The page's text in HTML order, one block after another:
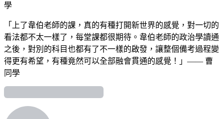
學
「上了韋伯老師的課，真的有種打開新世界的感覺，對一切的
看法都不太一樣了，每堂課都很期待。韋伯老師的政治學讀通
之後，對別的科目也都有了不一樣的啟發，讓整個備考過程變
得更有希望，有種竟然可以全部融會貫通的感覺！」—— 曹
同學